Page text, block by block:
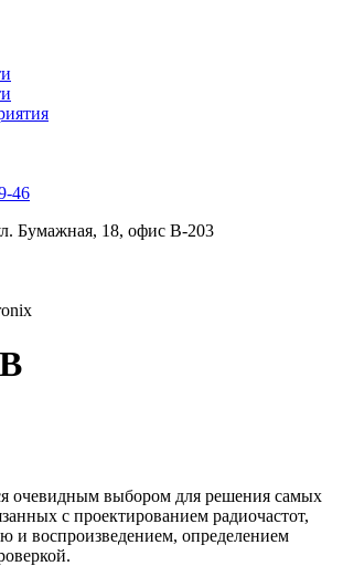
46
Бумажная, 18, офис B-203
очевидным выбором для решения самых
с проектированием радиочастот,
и воспроизведением, определением